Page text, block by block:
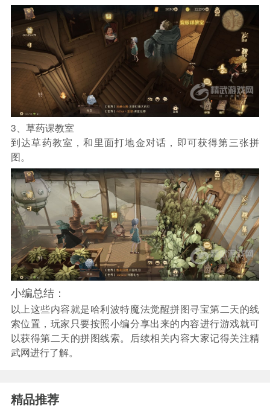
3、草药课教室
到达草药教室，和里面打地金对话，即可获得第三张拼
图。
小编总结：
以上这些内容就是哈利波特魔法觉醒拼图寻宝第二天的线
索位置，玩家只要按照小编分享出来的内容进行游戏就可
以获得第二天的拼图线索。后续相关内容大家记得关注精
武网进行了解。
精品推荐